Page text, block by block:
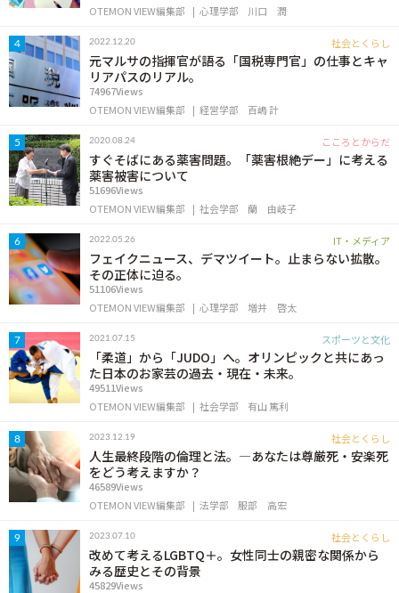
OTEMON VIEW編集部
心理学部 川口 潤
4 2022.12.20 社会とくらし
元マルサの指揮官が語る「国税専門官」の仕事とキャ
リアパスのリアル。
74967Views
OTEMON VIEW編集部
経営学部 百嶋 計
5 2020.08.24 こころとからだ
すぐそばにある薬害問題。「薬害根絶デー」に考える
薬害被害について
51696Views
OTEMON VIEW編集部
社会学部 蘭 由岐子
6 2022.05.26 IT・メディア
フェイクニュース、デマツイート。止まらない拡散。
その正体に迫る。
51106Views
OTEMON VIEW編集部
心理学部 増井 啓太
7 2021.07.15 スポーツと文化
「柔道」から「JUDO」へ。オリンピックと共にあっ
た日本のお家芸の過去・現在・未来。
49511Views
OTEMON VIEW編集部
社会学部 有山 篤利
8 2023.12.19 社会とくらし
人生最終段階の倫理と法。―あなたは尊厳死・安楽死
をどう考えますか？
46589Views
OTEMON VIEW編集部
法学部 服部 高宏
9 2023.07.10 社会とくらし
改めて考えるLGBTQ＋。女性同士の親密な関係から
みる歴史とその背景
45829Views